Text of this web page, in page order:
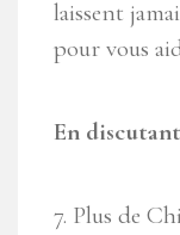
laissent
pour vous
En discutant
7. Plus de